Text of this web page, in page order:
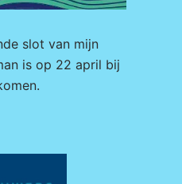
slot van mijn
is op 22 april bij